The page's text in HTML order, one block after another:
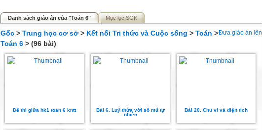
Danh sách giáo án của "Toán 6" Mục lục SGK
Đưa giáo án lên
Gốc > Trung học cơ sở > Kết nối Tri thức và Cuộc sống > Toán >
Toán 6 > (96 bài)
Đề thi giữa hk1 toan 6 kntt
Bài 6. Luỹ thừa với số mũ tự
nhiên
Bài 20. Chu vi và diện tích